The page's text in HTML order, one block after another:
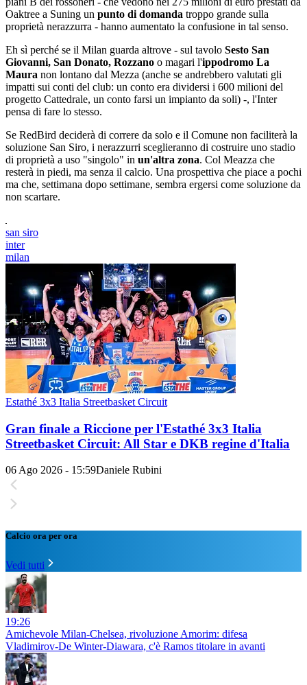
Oaktree a Suning un punto di domanda troppo grande sulla
proprietà nerazzurra - hanno aumentato la confusione in tal senso.
Eh sì perché se il Milan guarda altrove - sul tavolo Sesto San
Giovanni, San Donato, Rozzano o magari l'ippodromo La
Maura non lontano dal Mezza (anche se andrebbero valutati gli
impatti sui conti del club: un conto era dividersi i 600 milioni del
progetto Cattedrale, un conto farsi un impianto da soli) -, l'Inter
pensa di fare lo stesso.
Se RedBird deciderà di correre da solo e il Comune non faciliterà la
soluzione San Siro, i nerazzurri sceglieranno di costruire uno stadio
di proprietà a uso "singolo" in un'altra zona. Col Meazza che
resterà in piedi, ma senza il calcio. Una prospettiva che piace a pochi
ma che, settimana dopo settimane, sembra ergersi come soluzione da
non scartare.
san siro
inter
milan
Estathé 3x3 Italia Streetbasket Circuit
Gran finale a Riccione per l'Estathé 3x3 Italia
Streetbasket Circuit: All Star e DKB regine d'Italia
06 Ago 2026 - 15:59Daniele Rubini
Calcio ora per ora
Vedi tutti
19:26
Amichevole Milan-Chelsea, rivoluzione Amorim: difesa
Vladimirov-De Winter-Diawara, c'è Ramos titolare in avanti